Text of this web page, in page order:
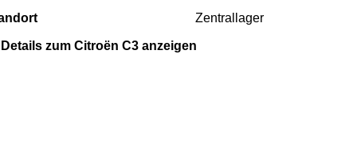
Zentrallager
zum Citroën C3 anzeigen